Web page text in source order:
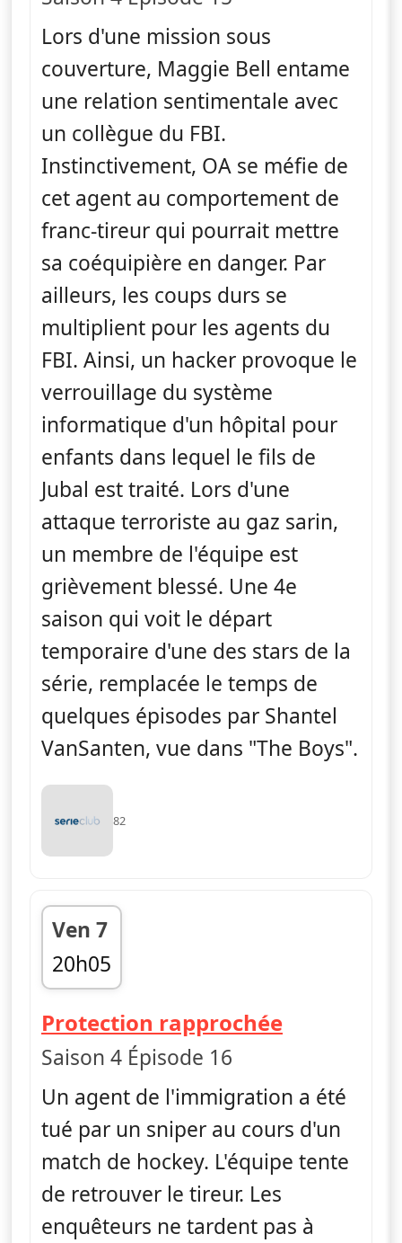
Lors d'une mission sous
couverture, Maggie Bell entame
une relation sentimentale avec
un collègue du FBI.
Instinctivement, OA se méfie de
cet agent au comportement de
franc-tireur qui pourrait mettre
sa coéquipière en danger. Par
ailleurs, les coups durs se
multiplient pour les agents du
FBI. Ainsi, un hacker provoque le
verrouillage du système
informatique d'un hôpital pour
enfants dans lequel le fils de
Jubal est traité. Lors d'une
attaque terroriste au gaz sarin,
un membre de l'équipe est
grièvement blessé. Une 4e
saison qui voit le départ
temporaire d'une des stars de la
série, remplacée le temps de
quelques épisodes par Shantel
VanSanten, vue dans "The Boys".
82
Ven 7
20h05
fin 21h00
Protection rapprochée— FBI
Saison 4 Épisode 16
Un agent de l'immigration a été
tué par un sniper au cours d'un
match de hockey. L'équipe tente
de retrouver le tireur. Les
enquêteurs ne tardent pas à